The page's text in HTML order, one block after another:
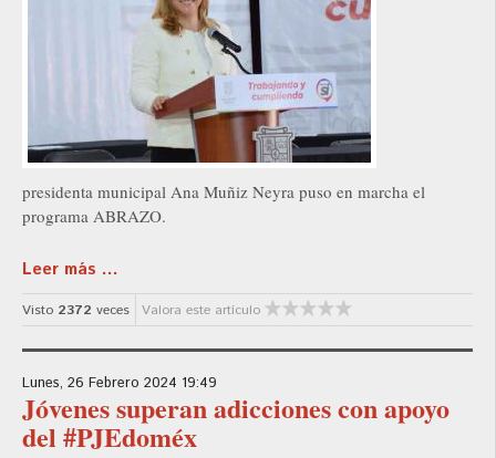
presidenta municipal Ana Muñiz Neyra puso en marcha el
programa ABRAZO.
Leer más ...
Visto 2372 veces Valora este artículo
Lunes, 26 Febrero 2024 19:49
Jóvenes superan adicciones con apoyo
del #PJEdoméx